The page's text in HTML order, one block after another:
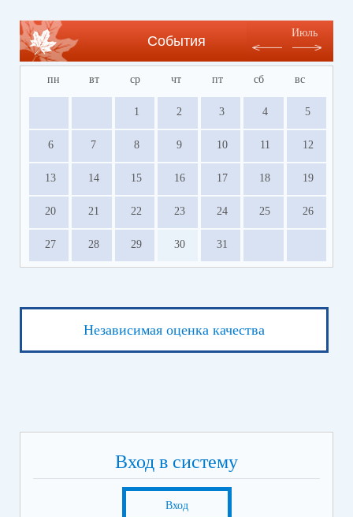
События
Июль
пн вт ср чт пт сб вс
1 2 3 4 5
6 7 8 9 10 11 12
13 14 15 16 17 18 19
20 21 22 23 24 25 26
27 28 29 30 31
Независимая оценка качества
Вход в систему
Вход